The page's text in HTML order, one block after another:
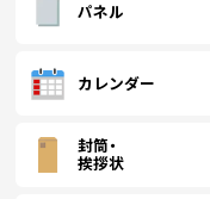
パネル
カレンダー
封筒・
挨拶状